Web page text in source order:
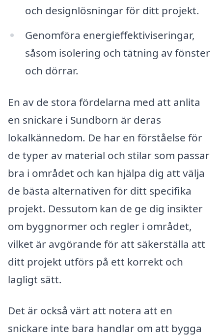
och designlösningar för ditt projekt.
Genomföra energieffektiviseringar,
såsom isolering och tätning av fönster
och dörrar.
En av de stora fördelarna med att anlita
en snickare i Sundborn är deras
lokalkännedom. De har en förståelse för
de typer av material och stilar som passar
bra i området och kan hjälpa dig att välja
de bästa alternativen för ditt specifika
projekt. Dessutom kan de ge dig insikter
om byggnormer och regler i området,
vilket är avgörande för att säkerställa att
ditt projekt utförs på ett korrekt och
lagligt sätt.
Det är också värt att notera att en
snickare inte bara handlar om att bygga